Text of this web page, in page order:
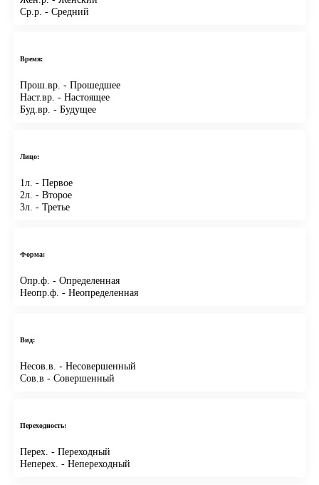
Ср.р. - Средний
Время:
Прош.вр. - Прошедшее
Наст.вр. - Настоящее
Буд.вр. - Будущее
Лицо:
1л. - Первое
2л. - Второе
3л. - Третье
Форма:
Опр.ф. - Определенная
Неопр.ф. - Неопределенная
Вид:
Несов.в. - Несовершенный
Сов.в - Совершенный
Переходность:
Перех. - Переходный
Неперех. - Непереходный